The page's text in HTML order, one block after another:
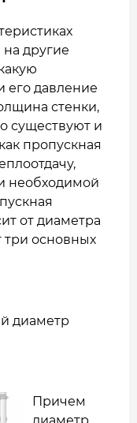
другие
его давление
стенки,
существуют и
пропускная
необходимой
от диаметра
основных
диаметр
Причем
диаметр